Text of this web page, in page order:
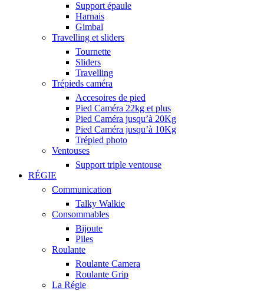
Support épaule
Harnais
Gimbal
Travelling et sliders
Tournette
Sliders
Travelling
Trépieds caméra
Accesoires de pied
Pied Caméra 22kg et plus
Pied Caméra jusqu’à 20Kg
Pied Caméra jusqu’à 10Kg
Trépied photo
Ventouses
Support triple ventouse
RÉGIE
Communication
Talky Walkie
Consommables
Bijoute
Piles
Roulante
Roulante Camera
Roulante Grip
La Régie